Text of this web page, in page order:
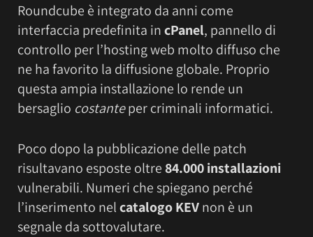
Roundcube è integrato da anni come
interfaccia predefinita incPanel, pannello di
controllo per l’hosting web molto diffuso che
ne ha favorito la diffusione globale. Proprio
questa ampia installazione lo rende un
bersaglio costanteper criminali informatici.
Poco dopo la pubblicazione delle patch
risultavano esposte oltre 84.000 installazioni
vulnerabili. Numeri che spiegano perché
l’inserimento nelcatalogo KEVnon è un
segnale da sottovalutare.